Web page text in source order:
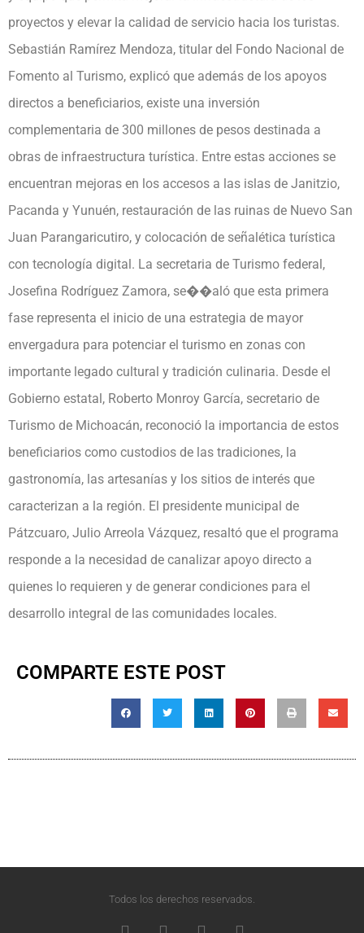
proyectos y elevar la calidad de servicio hacia los turistas.
Sebastián Ramírez Mendoza, titular del Fondo Nacional de
Fomento al Turismo, explicó que además de los apoyos
directos a beneficiarios, existe una inversión
complementaria de 300 millones de pesos destinada a
obras de infraestructura turística. Entre estas acciones se
encuentran mejoras en los accesos a las islas de Janitzio,
Pacanda y Yunuén, restauración de las ruinas de Nuevo San
Juan Parangaricutiro, y colocación de señalética turística
con tecnología digital. La secretaria de Turismo federal,
Josefina Rodríguez Zamora, se��aló que esta primera
fase representa el inicio de una estrategia de mayor
envergadura para potenciar el turismo en zonas con
importante legado cultural y tradición culinaria. Desde el
Gobierno estatal, Roberto Monroy García, secretario de
Turismo de Michoacán, reconoció la importancia de estos
beneficiarios como custodios de las tradiciones, la
gastronomía, las artesanías y los sitios de interés que
caracterizan a la región. El presidente municipal de
Pátzcuaro, Julio Arreola Vázquez, resaltó que el programa
responde a la necesidad de canalizar apoyo directo a
quienes lo requieren y de generar condiciones para el
desarrollo integral de las comunidades locales.
COMPARTE ESTE POST
Todos los derechos reservados.